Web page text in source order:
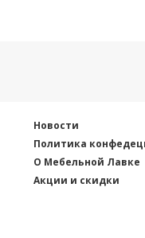
Новости
Политика
О Мебельной Лавке
Акции и скидки